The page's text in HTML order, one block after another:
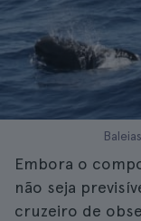
Embora o
não seja
cruzeiro de